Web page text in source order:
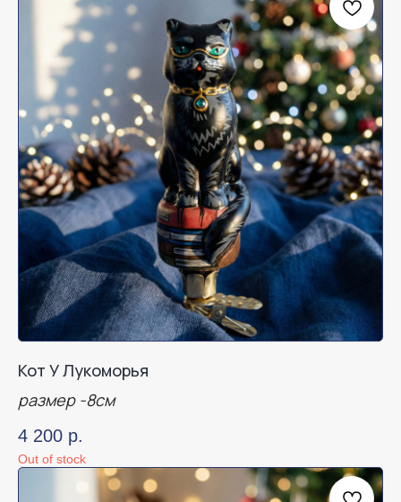
Кот У Лукоморья
размер -8см
4 200 р.
Out of stock